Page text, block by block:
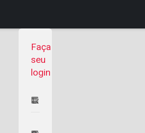
Faça
seu
login